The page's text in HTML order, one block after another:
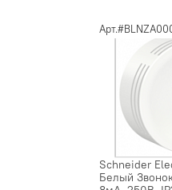
Schneider
Белый